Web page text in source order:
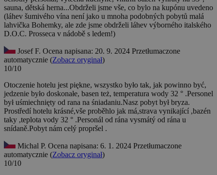
sauna, dětská herna...Obdrželi jsme vše, co bylo na kupónu uvedeno
(láhev šumivého vína není jako u mnoha podobných pobytů malá
lahvička Bohemky, ale zde jsme obdrželi láhev výborného italského
D.O.C. Prosseca v nádobě s ledem!)
Josef F. Ocena napisana: 20. 9. 2024 Przetłumaczone
automatycznie (Zobacz oryginał)
10/10
Otoczenie hotelu jest piękne, wszystko było tak, jak powinno być,
jedzenie było doskonałe, basen też, temperatura wody 32 ° .Personel
był uśmiechnięty od rana na śniadaniu.Nasz pobyt był bryza.
Prostředí hotelu krásné,vše proběhlo jak má,strava vynikající ,bazén
taky ,teplota vody 32 ° .Personál od rána vysmátý od rána u
snídaně.Pobyt nám celý propršel .
Michal P. Ocena napisana: 6. 1. 2024 Przetłumaczone
automatycznie (Zobacz oryginał)
10/10